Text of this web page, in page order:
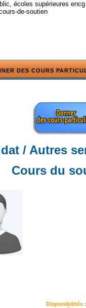
écoles supérieures
de-soutien
DES COURS
/ Autres
Cours du
Disponibilités :